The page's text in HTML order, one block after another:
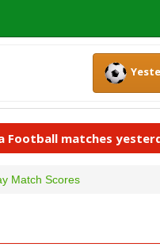
Football matches
Match Scores